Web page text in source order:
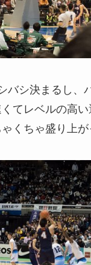
バシ決まるし、
てレベルの高
くちゃ盛り上が